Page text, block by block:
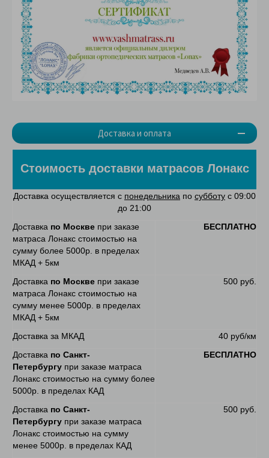
Доставка и оплата
Стоимость доставки матрасов Лонакс
Доставка осуществляется с понедельника по субботу с 09:00
до 21:00
Доставка по Москве при заказе
матраса Лонакс стоимостью на
сумму более 5000р. в пределах
МКАД + 5км
БЕСПЛАТНО
Доставка по Москве при заказе
матраса Лонакс стоимостью на
сумму менее 5000р. в пределах
МКАД + 5км
500 руб.
Доставка за МКАД
40 руб/км
Доставка по Санкт-
Петербургу при заказе матраса
Лонакс стоимостью на сумму более
5000р. в пределах КАД
БЕСПЛАТНО
Доставка по Санкт-
Петербургу при заказе матраса
Лонакс стоимостью на сумму
менее 5000р. в пределах КАД
500 руб.